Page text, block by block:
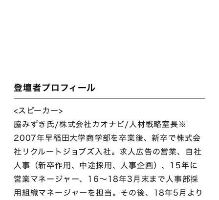
登壇者プロフィール
<スピーカー>
脇みずき氏/株式会社カオナビ/人材戦略室長※
2007年早稲田大学商学部を卒業後、新卒で株式会
社リクルートジョブズ入社。求人広告の営業、自社
人事（新卒作用、中途採用、人事企画）、15年に
営業マネージャー、16～18年3月末まで人事部採
用組織マネージャーを担当。その後、18年5月より